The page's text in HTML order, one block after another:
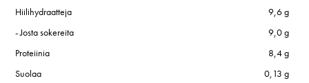
Hiilihydraatteja
- Josta sokereita
9,6 g
9,0 g
Proteiinia
8,4 g
Suolaa
0,13 g